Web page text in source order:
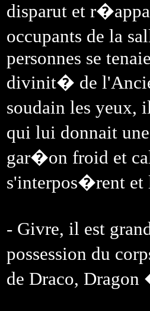
disparut et
occupants de la
personnes se
divinit� de
soudain les
qui lui donnait
gar�on froid et
s'interpos�rent et
- Givre, il est
possession du
de Draco,